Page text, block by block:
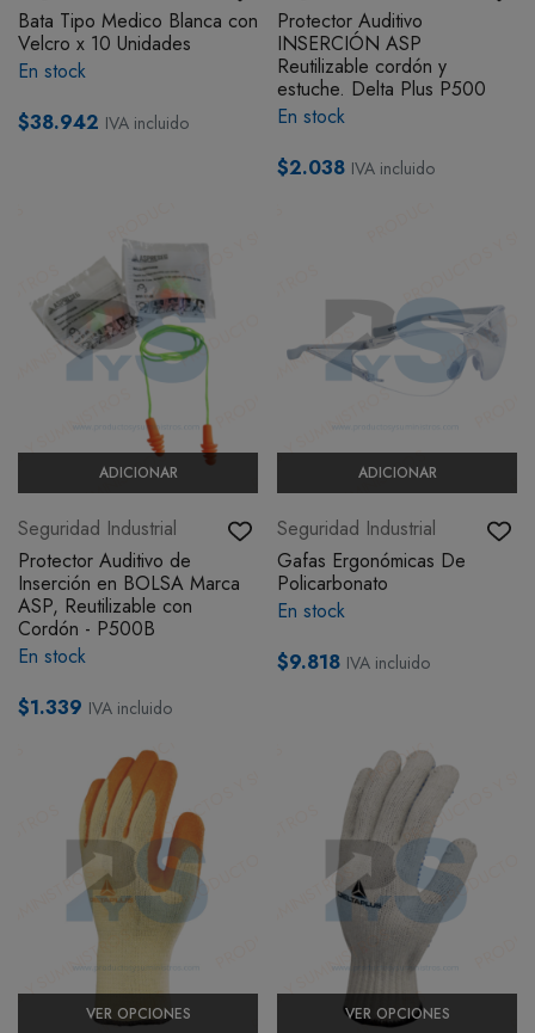
BOTIQUÍN
MI CUENTA
Bata Tipo Medico Blanca con
Velcro x 10 Unidades
En stock
$38.942 IVA incluido
Protector Auditivo
INSERCIÓN ASP
Reutilizable cordón y
estuche. Delta Plus P500
En stock
$2.038 IVA incluido
ADICIONAR
Seguridad Industrial
Protector Auditivo de
Inserción en BOLSA Marca
ASP, Reutilizable con
Cordón - P500B
En stock
$1.339 IVA incluido
ADICIONAR
Seguridad Industrial
Gafas Ergonómicas De
Policarbonato
En stock
$9.818 IVA incluido
VER OPCIONES VER OPCIONES